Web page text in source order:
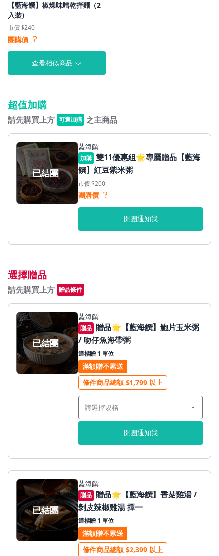
【藍海饌】椒燥味噌乾拌麵（2
入裝）
市價 $240
團購價 ？
查看相似商品
超值加購
請先購買上方 可選加購 之主商品
已結團
藍海饌
加購 雙11優惠組🌟專屬贈品【藍海
饌】紅豆紫米粥
市價 $200
團購價 ？
開團通知我
選擇贈品
請先購買上方 贈品條件
已結團
藍海饌
贈品 贈品🌟【藍海饌】鮑片玉米粥
/ 吻仔魚海帶粥
達標贈 1 單位
滿額贈不累送
條件商品總額 $1,799 以上
開團通知我
已結團
藍海饌
贈品 贈品🌟【藍海饌】香菇雞湯 /
剝皮辣椒雞湯 擇一
達標贈 1 單位
滿額贈不累送
條件商品總額 $2,399 以上